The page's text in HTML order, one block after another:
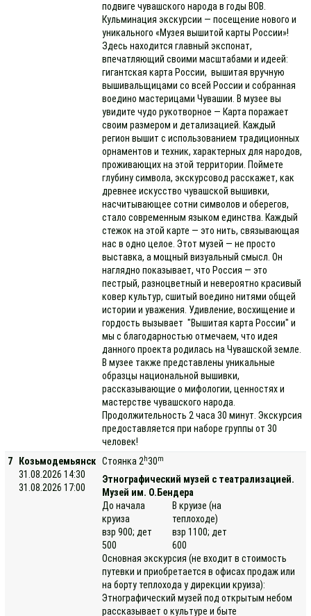
подвиге чувашского народа в годы ВОВ.
Кульминация экскурсии — посещение нового и
уникального «Музея вышитой карты России»!
Здесь находится главный экспонат,
впечатляющий своими масштабами и идеей:
гигантская карта России, вышитая вручную
вышивальщицами со всей России и собранная
воедино мастерицами Чувашии. В музее вы
увидите чудо рукотворное — Карта поражает
своим размером и детализацией. Каждый
регион вышит с использованием традиционных
орнаментов и техник, характерных для народов,
проживающих на этой территории. Поймете
глубину символа, экскурсовод расскажет, как
древнее искусство чувашской вышивки,
насчитывающее сотни символов и оберегов,
стало современным языком единства. Каждый
стежок на этой карте — это нить, связывающая
нас в одно целое. Этот музей — не просто
выставка, а мощный визуальный смысл. Он
наглядно показывает, что Россия — это
пестрый, разноцветный и невероятно красивый
ковер культур, сшитый воедино нитями общей
истории и уважения. Удивление, восхищение и
гордость вызывает "Вышитая карта России" и
мы с благодарностью отмечаем, что идея
данного проекта родилась на Чувашской земле.
В музее также представлены уникальные
образцы национальной вышивки,
рассказывающие о мифологии, ценностях и
мастерстве чувашского народа.
Продолжительность 2 часа 30 минут. Экскурсия
предоставляется при наборе группы от 30
человек!
7
Козьмодемьянск
31.08.2026 14:30
31.08.2026 17:00
Стоянка 2h30m
Этнографический музей с театрализацией.
Музей им. О.Бендера
До начала
круиза
взр 900; дет
500
В круизе (на
теплоходе)
взр 1100; дет
600
Основная экскурсия (не входит в стоимость
путевки и приобретается в офисах продаж или
на борту теплохода у дирекции круиза):
Этнографический музей под открытым небом
рассказывает о культуре и быте